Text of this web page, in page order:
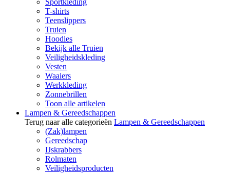
Sportkleding
T-shirts
Teenslippers
Truien
Hoodies
Bekijk alle Truien
Veiligheidskleding
Vesten
Waaiers
Werkkleding
Zonnebrillen
Toon alle artikelen
Lampen & Gereedschappen
Terug naar alle categorieën Lampen & Gereedschappen
(Zak)lampen
Gereedschap
IJskrabbers
Rolmaten
Veiligheidsproducten